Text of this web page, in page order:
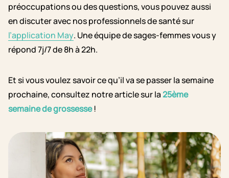
préoccupations ou des questions, vous pouvez aussi
en discuter avec nos professionnels de santé sur
l’application May. Une équipe de sages-femmes vous y
répond 7j/7 de 8h à 22h.
Et si vous voulez savoir ce qu’il va se passer la semaine
prochaine, consultez notre article sur la25ème
semaine de grossesse!